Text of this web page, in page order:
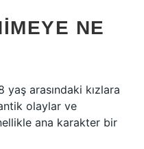
NE
yaş arasındaki kızlara
olaylar ve
ana karakter bir